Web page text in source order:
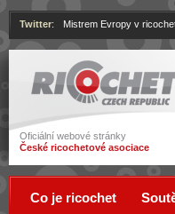
Ricochet
Oficiální webové stránky
České ricochetové asociace
Twitter: Mistrem Evropy v
Co je ricochet